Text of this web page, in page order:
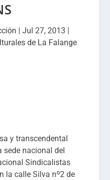
| Jul 27, 2013 |
de La Falange
y transcendental
sede nacional del
Sindicalistas
la calle Silva nº2 de